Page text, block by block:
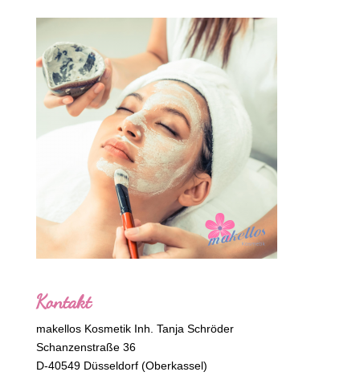
Kontakt
makellos Kosmetik Inh. Tanja Schröder
Schanzenstraße 36
D-40549 Düsseldorf (Oberkassel)